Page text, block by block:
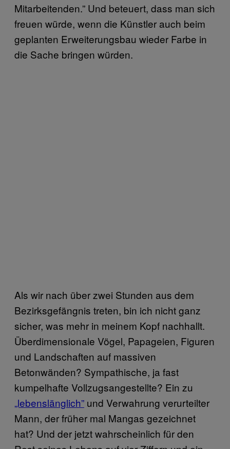
Mitarbeitenden.” Und beteuert, dass man sich
freuen würde, wenn die Künstler auch beim
geplanten Erweiterungsbau wieder Farbe in
die Sache bringen würden.
Als wir nach über zwei Stunden aus dem
Bezirksgefängnis treten, bin ich nicht ganz
sicher, was mehr in meinem Kopf nachhallt.
Überdimensionale Vögel, Papageien, Figuren
und Landschaften auf massiven
Betonwänden? Sympathische, ja fast
kumpelhafte Vollzugsangestellte? Ein zu
„lebenslänglich” und Verwahrung verurteilter
Mann, der früher mal Mangas gezeichnet
hat? Und der jetzt wahrscheinlich für den